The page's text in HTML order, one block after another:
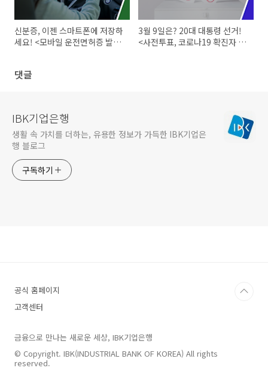
신분증, 이젠 스마트폰에 저장하
세요! <모바일 운전면허증 발급
3월 9일은? 20대 대통령 선거!
<사전투표, 코로나19 확진자 투
댓글
IBK기업은행
생활 속 가치를 더하는, 유용한 정보가 가득한 IBK기업은
행 블로그
구독하기
공식 홈페이지
고객센터
금융으로 만나는 새로운 세상, IBK기업은행
© Copyright. IBK(INDUSTRIAL BANK OF KOREA) All rights
reserved.